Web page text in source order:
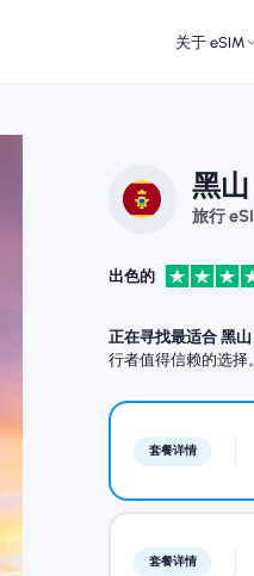
关于 eSIM
黑山
旅行
出色的
正在寻找最适合 黑山
行者值得信赖的选择。
套餐详情
套餐详情